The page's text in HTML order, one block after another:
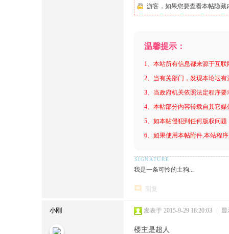
游客，如果您要查看本帖隐藏
温馨提示：
1、本站所有信息都来源于互联
2、当有关部门，发现本论坛有
3、当政府机关依照法定程序要
4、本帖部分内容转载自其它
5、如本帖侵犯到任何版权问
6、如果使用本帖附件,本站程
我是一条可怜的土狗...
回复
小刚 发表于 2015-9-29 18:20:03 | 显
楼主是超人